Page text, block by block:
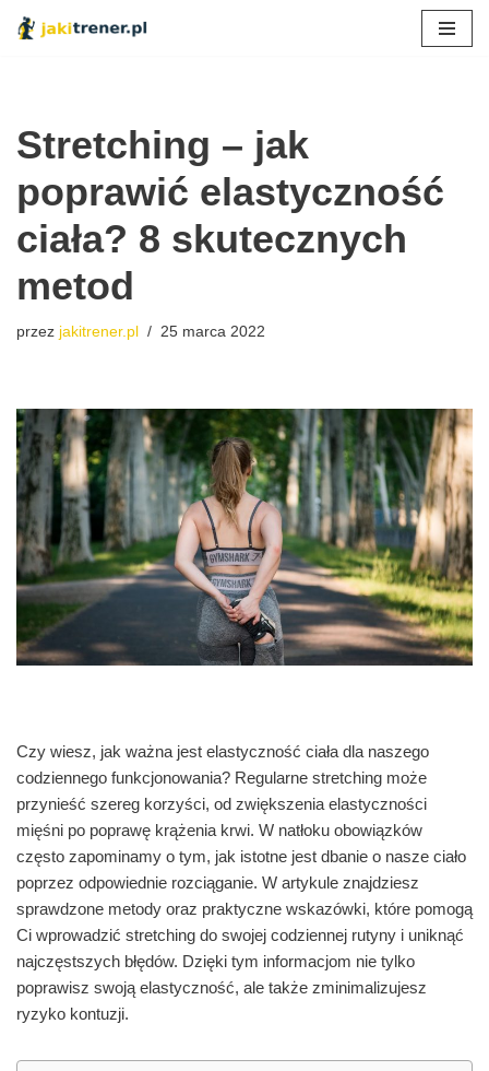
Stretching – jak
poprawić elastyczność
ciała? 8 skutecznych
metod
przez jakitrener.pl 25 marca 2022
Czy wiesz, jak ważna jest elastyczność ciała dla naszego
codziennego funkcjonowania? Regularne stretching może
przynieść szereg korzyści, od zwiększenia elastyczności
mięśni po poprawę krążenia krwi. W natłoku obowiązków
często zapominamy o tym, jak istotne jest dbanie o nasze ciało
poprzez odpowiednie rozciąganie. W artykule znajdziesz
sprawdzone metody oraz praktyczne wskazówki, które pomogą
Ci wprowadzić stretching do swojej codziennej rutyny i uniknąć
najczęstszych błędów. Dzięki tym informacjom nie tylko
poprawisz swoją elastyczność, ale także zminimalizujesz
ryzyko kontuzji.